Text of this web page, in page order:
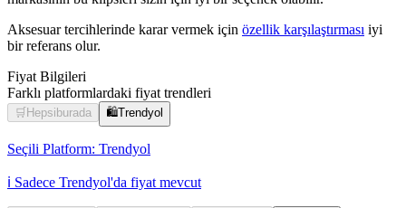
Aksesuar tercihlerinde karar vermek için özellik karşılaştırması iyi
bir referans olur.
Fiyat Bilgileri
Farklı platformlardaki fiyat trendleri
🛒 Hepsiburada 🛍️Trendyol
Seçili Platform: Trendyol
ℹ️ Sadece Trendyol'da fiyat mevcut